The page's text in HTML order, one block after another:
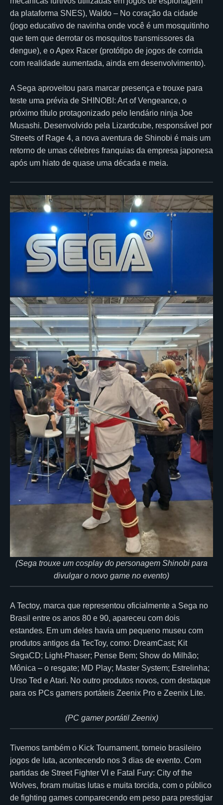
da plataforma SNES), Waldo – No coração da cidade
(jogo educativo de navinha onde você é um mosquitinho
que tem que derrotar os mosquitos transmissores da
dengue), e o Apex Racer (protótipo de jogos de corrida
com realidade aumentada, ainda em desenvolvimento).
A Sega aproveitou para marcar presença e trouxe para
teste uma prévia de SHINOBI: Art of Vengeance, o
próximo título protagonizado pelo lendário ninja Joe
Musashi. Desenvolvido pela Lizardcube, responsável por
Streets of Rage 4, a nova aventura de Shinobi é mais um
retorno de umas célebres franquias da empresa japonesa
após um hiato de quase uma década e meia.
(Sega trouxe um cosplay do personagem Shinobi para
divulgar o novo game no evento)
A Tectoy, marca que representou oficialmente a Sega no
Brasil entre os anos 80 e 90, apareceu com dois
estandes. Em um deles havia um pequeno museu com
produtos antigos da TecToy, como: DreamCast; Kit
SegaCD; Light-Phaser; Pense Bem; Show do Milhão;
Mônica – o resgate; MD Play; Master System; Estrelinha;
Urso Ted e Atari. No outro produtos novos, com destaque
para os PCs gamers portáteis Zeenix Pro e Zeenix Lite.
(PC gamer portátil Zeenix)
Tivemos também o Kick Tournament, torneio brasileiro
jogos de luta, acontecendo nos 3 dias de evento. Com
partidas de Street Fighter VI e Fatal Fury: City of the
Wolves, foram muitas lutas e muita torcida, com o público
de fighting games comparecendo em peso para prestigiar